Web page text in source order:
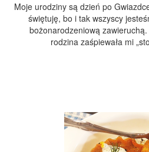
Moje urodziny są dzień po
świętuję, bo i tak wszyscy
bożonarodzeniową
rodzina zaśpiewała mi